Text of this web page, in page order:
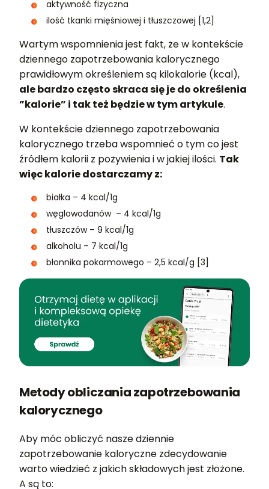
aktywność fizyczna
ilość tkanki mięśniowej i tłuszczowej [1,2]
Wartym wspomnienia jest fakt, że w kontekście
dziennego zapotrzebowania kalorycznego
prawidłowym określeniem są kilokalorie (kcal),
ale bardzo często skraca się je do określenia
”kalorie” i tak też będzie w tym artykule.
W kontekście dziennego zapotrzebowania
kalorycznego trzeba wspomnieć o tym co jest
źródłem kalorii z pożywienia i w jakiej ilości. Tak
więc kalorie dostarczamy z:
białka – 4 kcal/1g
węglowodanów – 4 kcal/1g
tłuszczów – 9 kcal/1g
alkoholu – 7 kcal/1g
błonnika pokarmowego – 2,5 kcal/g [3]
Metody obliczania zapotrzebowania
kalorycznego
Aby móc obliczyć nasze dziennie
zapotrzebowanie kaloryczne zdecydowanie
warto wiedzieć z jakich składowych jest złożone.
A są to: